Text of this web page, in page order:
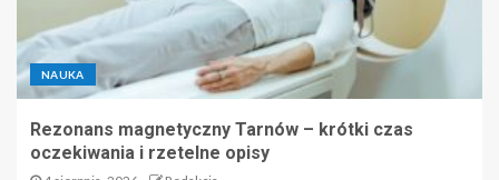
NAUKA
Rezonans magnetyczny Tarnów – krótki czas
oczekiwania i rzetelne opisy